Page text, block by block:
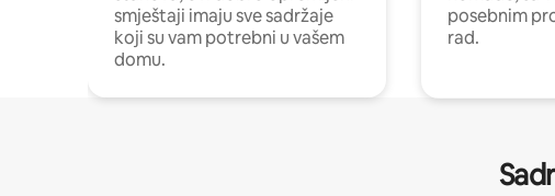
smještaji imaju sve sadržaje
koji su vam potrebni u vašem
domu.
posebnim
rad.